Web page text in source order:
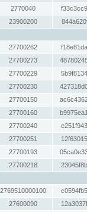
2770040
23900200
27700262
27700273
27700229
27700230
27700150
27700160
27700240
27700251
27700193
27700218
2769510000100
27600090